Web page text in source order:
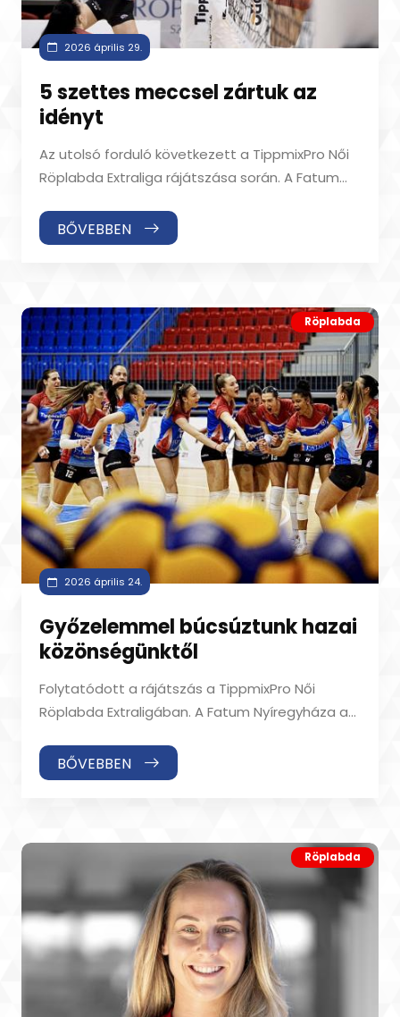
2026 április 29.
5 szettes meccsel zártuk az
idényt
Az utolsó forduló következett a TippmixPro Női
Röplabda Extraliga rájátszása során. A Fatum
BŐVEBBEN
Röplabda
2026 április 24.
Győzelemmel búcsúztunk hazai
közönségünktől
Folytatódott a rájátszás a TippmixPro Női
Röplabda Extraligában. A Fatum Nyíregyháza a
BŐVEBBEN
Röplabda